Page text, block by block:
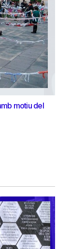
motiu del